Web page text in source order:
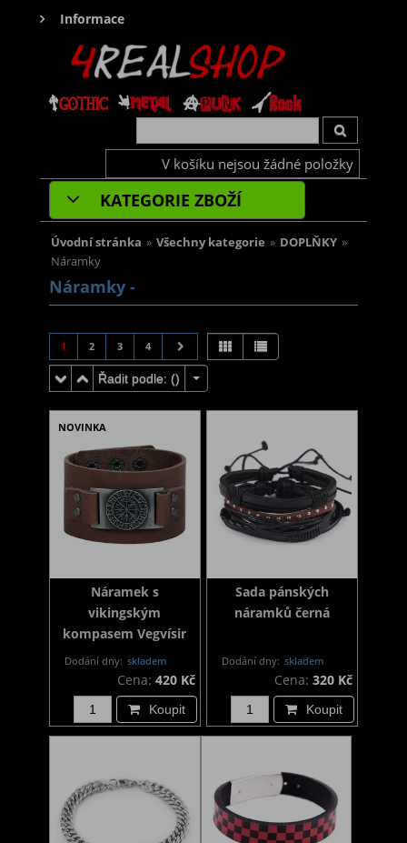
Informace
V košíku nejsou žádné položky
KATEGORIE ZBOŽÍ
Úvodní stránka » Všechny kategorie » DOPLŇKY »
Náramky
Náramky -
1 2 3 4
Řadit podle: ()
NOVINKA
Náramek s
vikingským
kompasem Vegvísir
Dodání dny: skladem
Cena: 420 Kč
Koupit
Sada pánských
náramků černá
Dodání dny: skladem
Cena: 320 Kč
Koupit